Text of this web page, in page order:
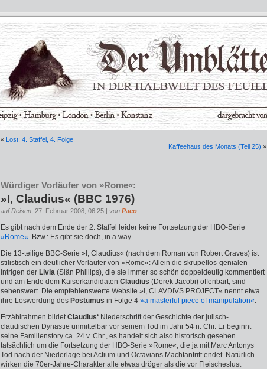
« Lost: 4. Staffel, 4. Folge
Kaffeehaus des Monats (Teil 25) »
Würdiger Vorläufer von »Rome«:
»I, Claudius« (BBC 1976)
auf Reisen , 27. Februar 2008, 06:25 | von Paco
Es gibt nach dem Ende der 2. Staffel leider keine Fortsetzung der HBO-Serie
»Rome«. Bzw.: Es gibt sie doch, in a way.
Die 13-teilige BBC-Serie »I, Claudius« (nach dem Roman von Robert Graves) ist
stilistisch ein deutlicher Vorläufer von »Rome«: Allein die skrupellos-genialen
Intrigen der Livia (Siân Phillips), die sie immer so schön doppeldeutig kommentiert
und am Ende dem Kaiserkandidaten Claudius (Derek Jacobi) offenbart, sind
sehenswert. Die empfehlenswerte Website »I, CLAVDIVS PROJECT« nennt etwa
ihre Loswerdung des Postumus in Folge 4 »a masterful piece of manipulation«.
Erzählrahmen bildetClaudius‘ Niederschrift der Geschichte der julisch-
claudischen Dynastie unmittelbar vor seinem Tod im Jahr 54 n. Chr. Er beginnt
seine Familienstory ca. 24 v. Chr., es handelt sich also historisch gesehen
tatsächlich um die Fortsetzung der HBO-Serie »Rome«, die ja mit Marc Antonys
Tod nach der Niederlage bei Actium und Octavians Machtantritt endet. Natürlich
wirken die 70er-Jahre-Charakter alle etwas dröger als die vor Fleischeslust